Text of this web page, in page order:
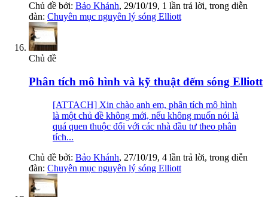
Chủ đề bởi: Bảo Khánh, 29/10/19, 1 lần trả lời, trong diễn
đàn: Chuyên mục nguyên lý sóng Elliott
Chủ đề
Phân tích mô hình và kỹ thuật đếm sóng Elliott
[ATTACH] Xin chào anh em, phân tích mô hình
là một chủ đề không mới, nếu không muốn nói là
quá quen thuộc đối với các nhà đầu tư theo phân
tích...
Chủ đề bởi: Bảo Khánh, 27/10/19, 4 lần trả lời, trong diễn
đàn: Chuyên mục nguyên lý sóng Elliott